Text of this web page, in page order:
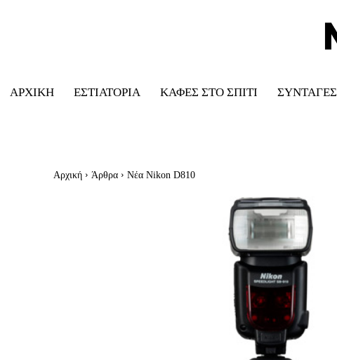
ΑΡΧΙΚΉ ΕΣΤΙΑΤΌΡΙΑ ΚΑΦΈΣ ΣΤΟ ΣΠΊΤΙ ΣΥΝΤΑΓΈΣ
Αρχική Άρθρα Nέα Nikon D810